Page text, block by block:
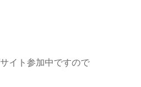
イト参加中ですので